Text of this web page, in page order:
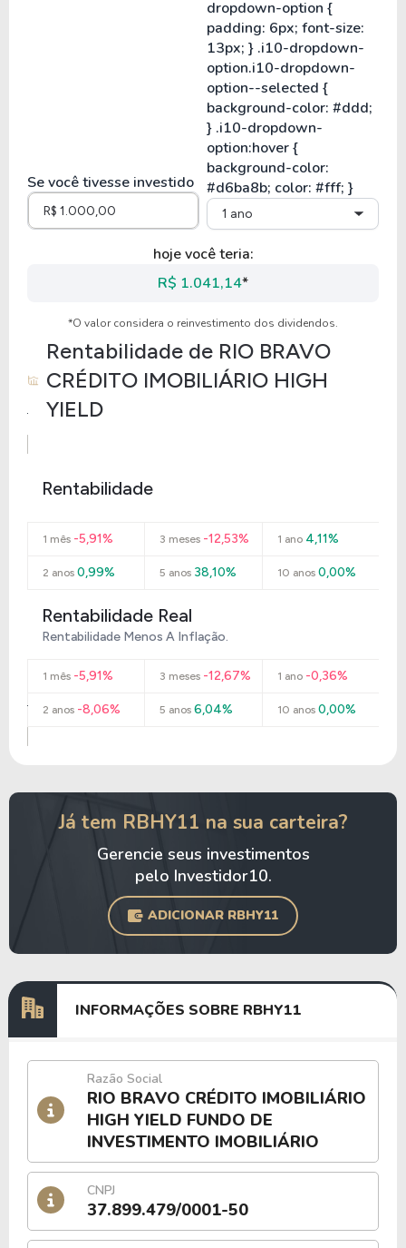
Se você tivesse investido
1 ano
hoje você teria:
R$ 1.041,14*
*O valor considera o reinvestimento dos dividendos.
Rentabilidade de RIO BRAVO
CRÉDITO IMOBILIÁRIO HIGH
YIELD
Rentabilidade
1 mês -5,91% 3 meses -12,53% 1 ano4,11%
2 anos 0,99% 5 anos 38,10% 10 anos0,00%
Rentabilidade Real
Rentabilidade Menos A Inflação.
1 mês -5,91% 3 meses -12,67% 1 ano-0,36%
2 anos -8,06% 5 anos 6,04% 10 anos0,00%
Já tem RBHY11 na sua carteira?
Gerencie seus investimentos
pelo Investidor10.
ADICIONAR RBHY11
INFORMAÇÕES SOBRE RBHY11
Razão Social
RIO BRAVO CRÉDITO IMOBILIÁRIO
HIGH YIELD FUNDO DE
INVESTIMENTO IMOBILIÁRIO
CNPJ
37.899.479/0001-50